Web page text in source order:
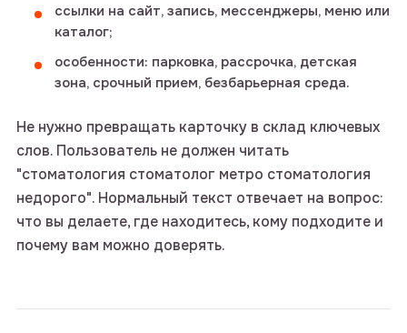
ссылки на сайт, запись, мессенджеры, меню или
каталог;
особенности: парковка, рассрочка, детская
зона, срочный прием, безбарьерная среда.
Не нужно превращать карточку в склад ключевых
слов. Пользователь не должен читать
"стоматология стоматолог метро стоматология
недорого". Нормальный текст отвечает на вопрос:
что вы делаете, где находитесь, кому подходите и
почему вам можно доверять.